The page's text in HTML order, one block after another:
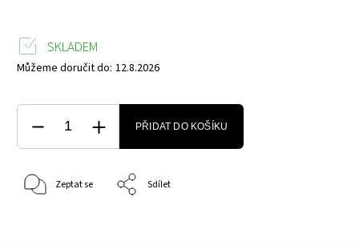
SKLADEM
Můžeme doručit do: 12.8.2026
PŘIDAT DO KOŠÍKU
Zeptat se Sdílet